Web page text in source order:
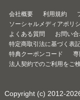
会社概要 利用規約
ソーシャルメディアポリ
よくある質問
お問い
特定商取引法に基づく表
特典クーポンコード
法人契約でのご利用をご
Copyright (c) 2012-